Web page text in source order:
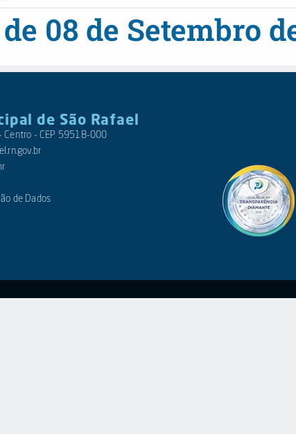
08 de Setembro
de São Rafael
Centro - CEP 59518-000
de Dados